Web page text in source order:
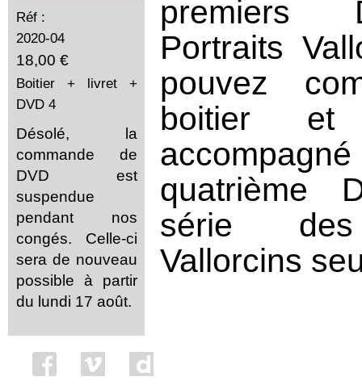
Réf :
2020-04
18,00 €
Boitier + livret +
DVD 4
Désolé, la
commande de
DVD est
suspendue
pendant nos
congés. Celle-ci
sera de nouveau
possible à partir
du lundi 17 août.
premiers
Portraits
pouvez
boitier
quatrième
série
Vallorcins